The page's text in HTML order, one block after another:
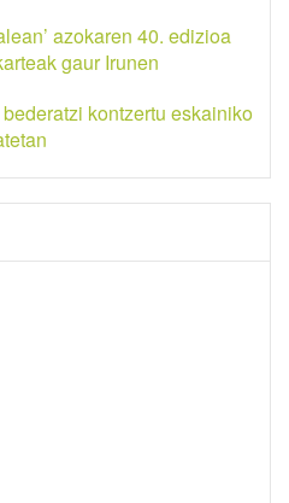
azokaren 40. edizioa
gaur Irunen
kontzertu eskainiko